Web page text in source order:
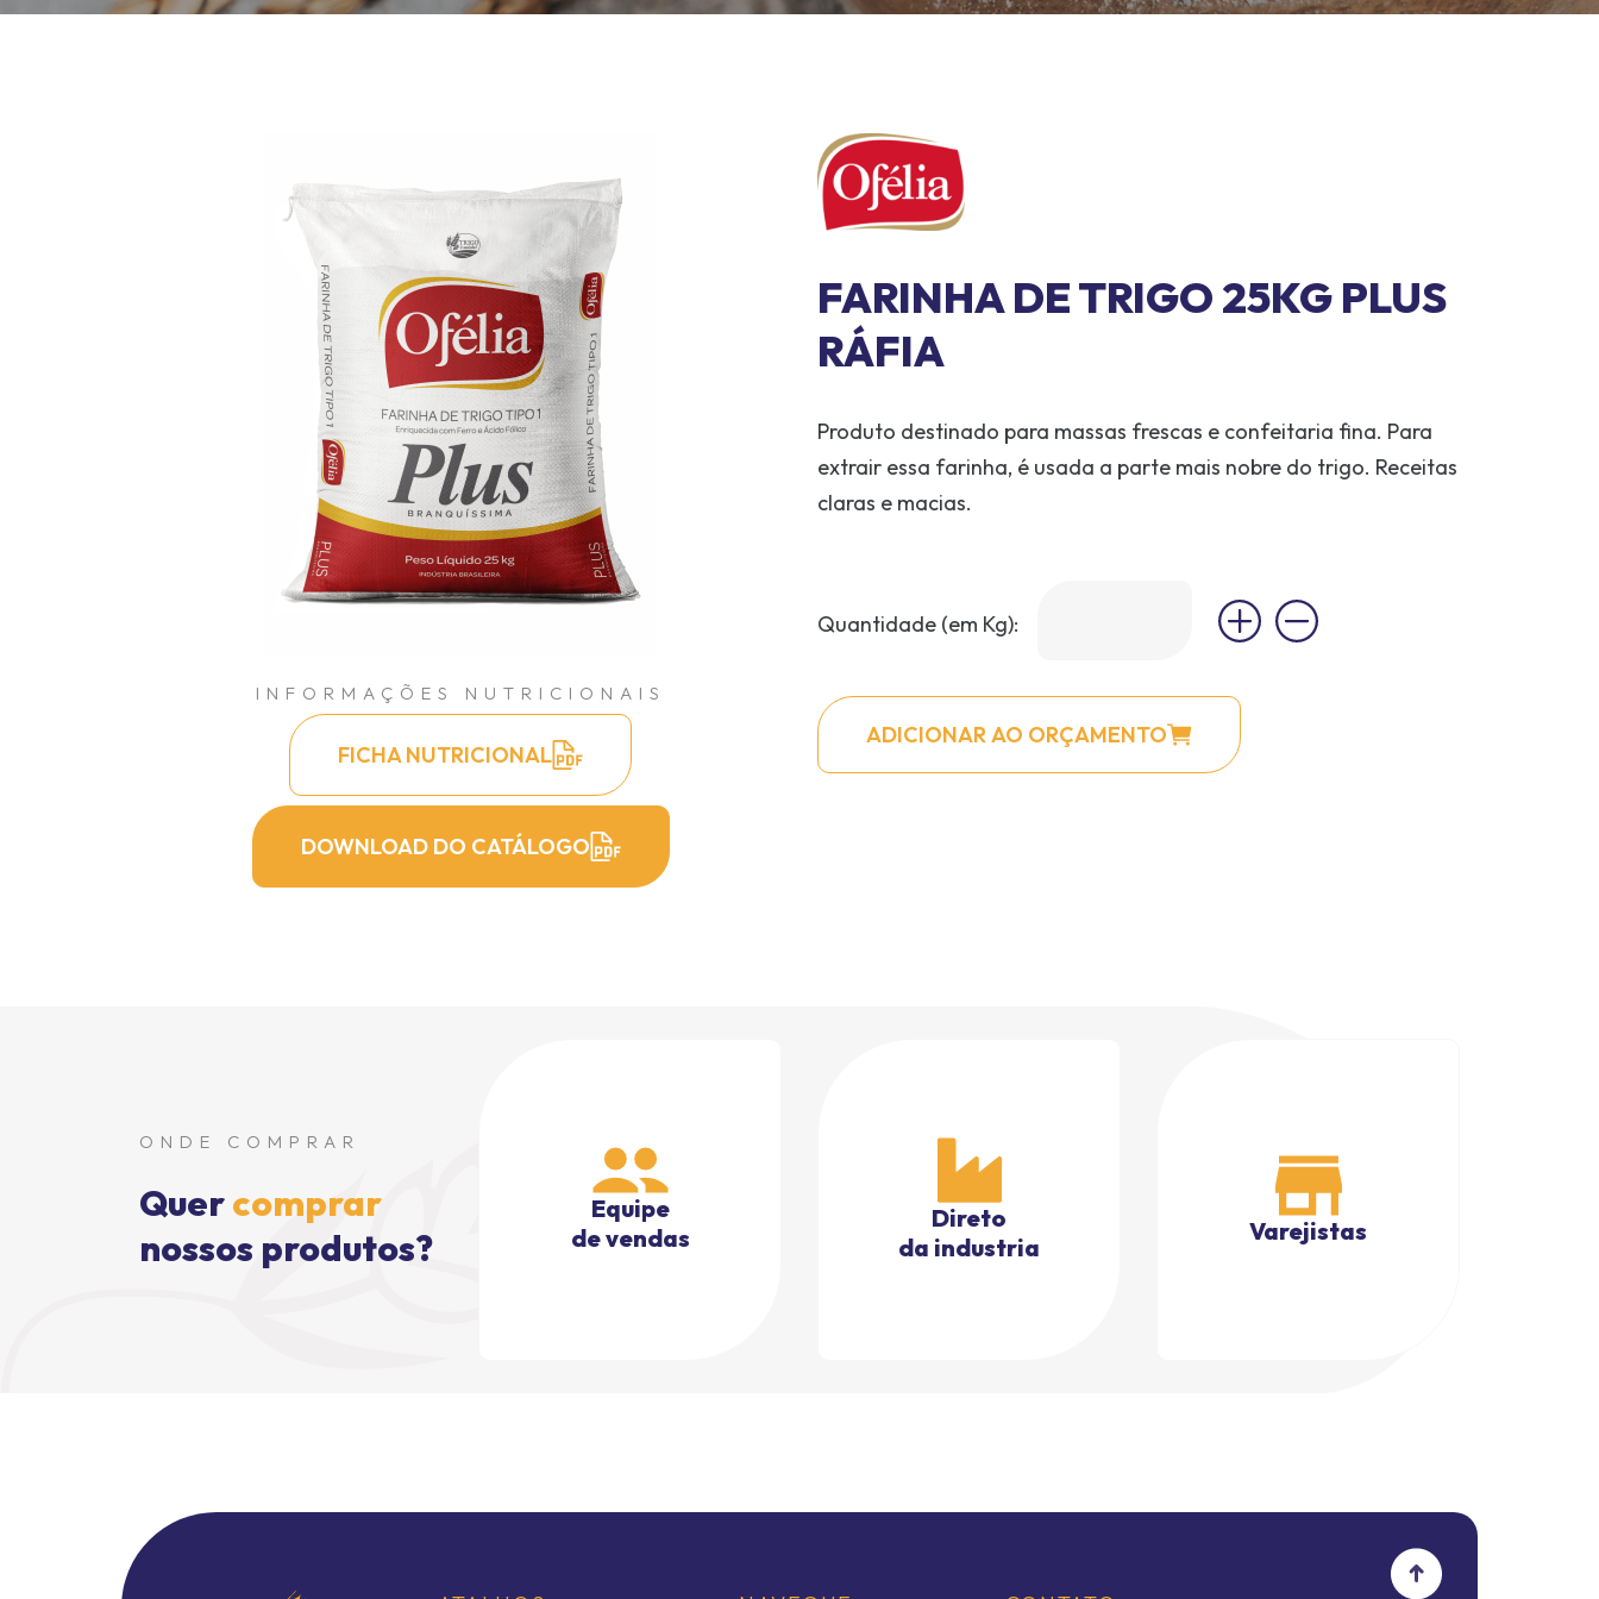
INFORMAÇÕES NUTRICIONAIS
FICHA NUTRICIONAL
DOWNLOAD DO CATÁLOGO
FARINHA DE TRIGO 25KG PLUS
RÁFIA
Produto destinado para massas frescas e confeitaria fina. Para
extrair essa farinha, é usada a parte mais nobre do trigo. Receitas
claras e macias.
Quantidade (em Kg):
ADICIONAR AO ORÇAMENTO
ONDE COMPRAR
Quercomprar
nossos produtos?
Equipe
de vendas
Direto
da industria
Varejistas